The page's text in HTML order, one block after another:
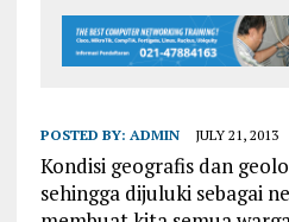
POSTED BY: ADMIN JULY 21, 2013
Kondisi geografis dan
sehingga dijuluki sebagai